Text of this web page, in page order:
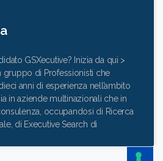
GSXecutive? Inizia da qui >
gruppo di Professionisti che
anni di esperienza nell’ambito
in aziende multinazionali che in
occupandosi di Ricerca
di Executive Search di